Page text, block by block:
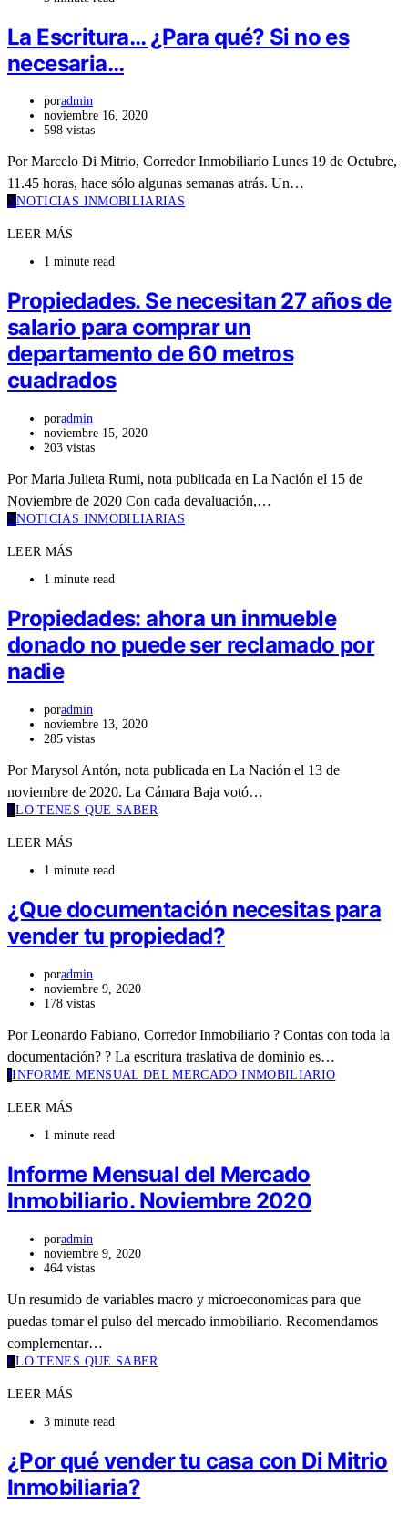
La Escritura… ¿Para qué? Si no es
necesaria…
poradmin
noviembre 16, 2020
598 vistas
Por Marcelo Di Mitrio, Corredor Inmobiliario Lunes 19 de Octubre,
11.45 horas, hace sólo algunas semanas atrás. Un…
NNOTICIAS INMOBILIARIAS
LEER MÁS
1 minute read
Propiedades. Se necesitan 27 años de
salario para comprar un
departamento de 60 metros
cuadrados
poradmin
noviembre 15, 2020
203 vistas
Por Maria Julieta Rumi, nota publicada en La Nación el 15 de
Noviembre de 2020 Con cada devaluación,…
NNOTICIAS INMOBILIARIAS
LEER MÁS
1 minute read
Propiedades: ahora un inmueble
donado no puede ser reclamado por
nadie
poradmin
noviembre 13, 2020
285 vistas
Por Marysol Antón, nota publicada en La Nación el 13 de
noviembre de 2020. La Cámara Baja votó…
LLO TENES QUE SABER
LEER MÁS
1 minute read
¿Que documentación necesitas para
vender tu propiedad?
poradmin
noviembre 9, 2020
178 vistas
Por Leonardo Fabiano, Corredor Inmobiliario ? Contas con toda la
documentación? ? La escritura traslativa de dominio es…
IINFORME MENSUAL DEL MERCADO INMOBILIARIO
LEER MÁS
1 minute read
Informe Mensual del Mercado
Inmobiliario. Noviembre 2020
poradmin
noviembre 9, 2020
464 vistas
Un resumido de variables macro y microeconomicas para que
puedas tomar el pulso del mercado inmobiliario. Recomendamos
complementar…
LLO TENES QUE SABER
LEER MÁS
3 minute read
¿Por qué vender tu casa con Di Mitrio
Inmobiliaria?